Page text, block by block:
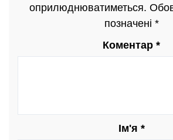
оприлюднюватиметься.
позначені *
Коментар *
Ім'я *